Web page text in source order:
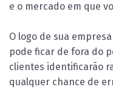
e o mercado em que
O logo de sua
pode ficar de fora do
clientes identificarão
qualquer chance de